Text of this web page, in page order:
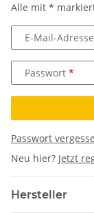
Alle mit *
E-Mail-Adresse
Passwort
Passwort
Neu hier? Jetzt
Hersteller